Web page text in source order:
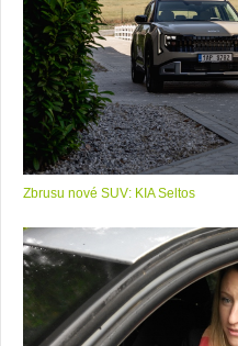
Zbrusu nové SUV: KIA Seltos